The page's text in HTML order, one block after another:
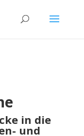
in die
und